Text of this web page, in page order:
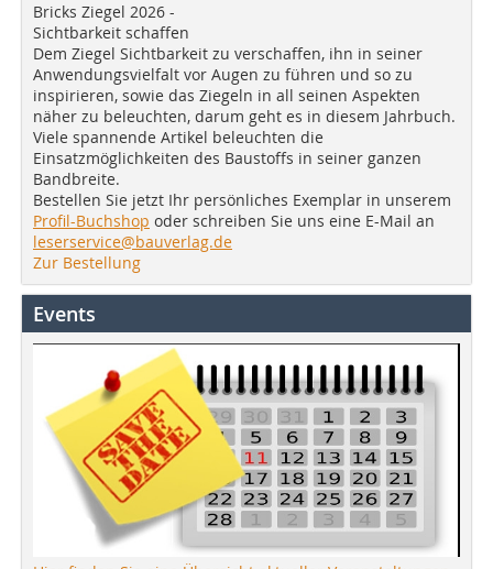
Bricks Ziegel 2026 -
Sichtbarkeit schaffen
Dem Ziegel Sichtbarkeit zu verschaffen, ihn in seiner
Anwendungsvielfalt vor Augen zu führen und so zu
inspirieren, sowie das Ziegeln in all seinen Aspekten
näher zu beleuchten, darum geht es in diesem Jahrbuch.
Viele spannende Artikel beleuchten die
Einsatzmöglichkeiten des Baustoffs in seiner ganzen
Bandbreite.
Bestellen Sie jetzt Ihr persönliches Exemplar in unserem
Profil-Buchshop oder schreiben Sie uns eine E-Mail an
leserservice@bauverlag.de
Zur Bestellung
Events